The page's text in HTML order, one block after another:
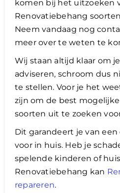
komen bij het uitzoeken
Renovatiebehang
Neem vandaag nog
meer over te weten te
​Wij staan altijd klaar om
adviseren, schroom dus
te stellen. Voor je het
zijn om de best
soorten uit te zoeken
Dit garandeert je van
voor in huis. Heb je
spelende kinderen of
Renovatiebehang kan
repareren.